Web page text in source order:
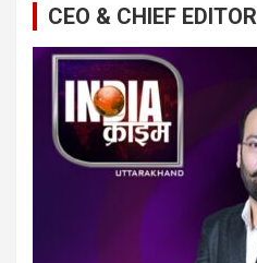
CEO & CHIEF EDITOR